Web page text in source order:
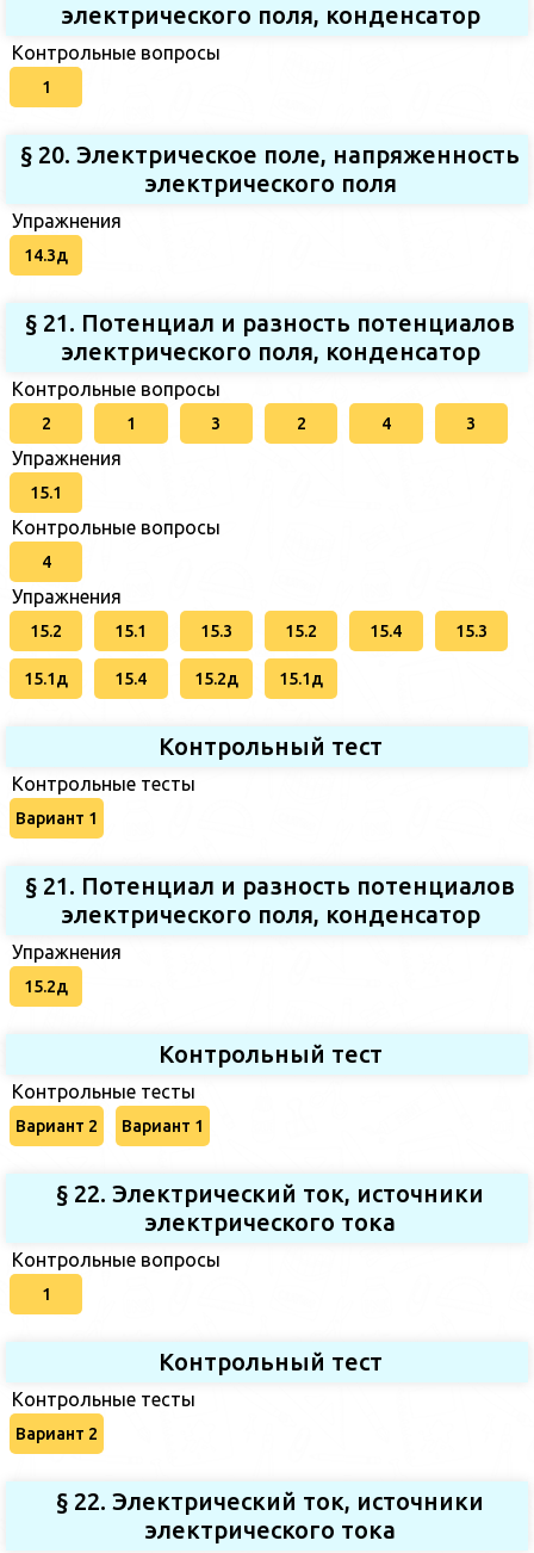
электрического поля, конденсатор
Контрольные вопросы
1
§ 20. Электрическое поле, напряженность
электрического поля
Упражнения
14.3д
§ 21. Потенциал и разность потенциалов
электрического поля, конденсатор
Контрольные вопросы
2 1 3 2 4 3
Упражнения
15.1
Контрольные вопросы
4
Упражнения
15.2 15.1 15.3 15.2 15.4 15.3
15.1д 15.4 15.2д 15.1д
Контрольный тест
Контрольные тесты
Вариант 1
§ 21. Потенциал и разность потенциалов
электрического поля, конденсатор
Упражнения
15.2д
Контрольный тест
Контрольные тесты
Вариант 2 Вариант 1
§ 22. Электрический ток, источники
электрического тока
Контрольные вопросы
1
Контрольный тест
Контрольные тесты
Вариант 2
§ 22. Электрический ток, источники
электрического тока